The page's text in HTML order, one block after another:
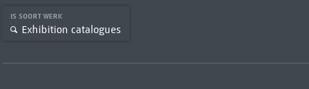
IS SOORT WERK
Exhibition catalogues